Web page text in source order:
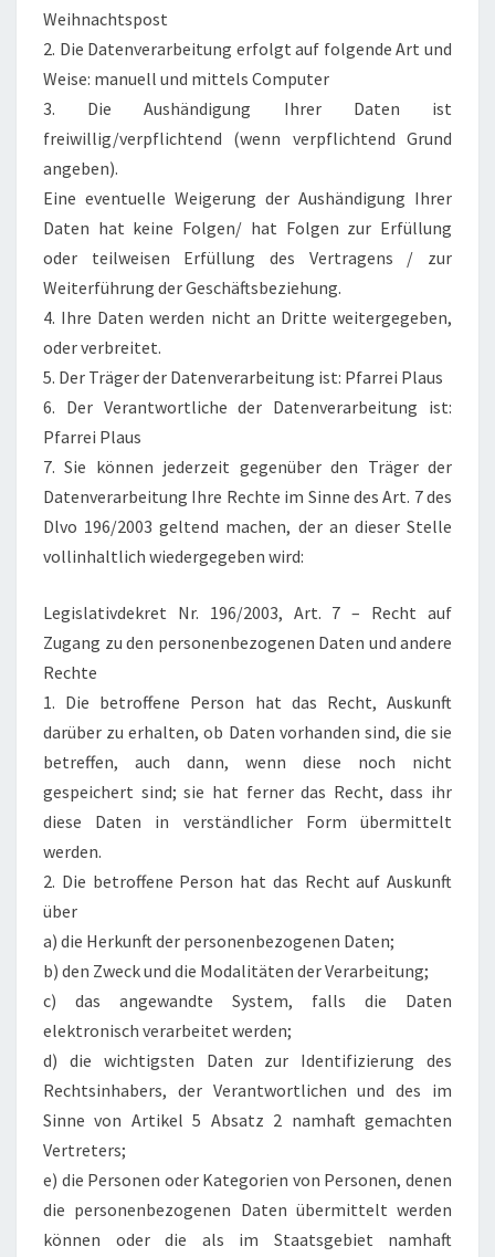
Weihnachtspost
2. Die Datenverarbeitung erfolgt auf folgende Art und
Weise: manuell und mittels Computer
3. Die Aushändigung Ihrer Daten ist
freiwillig/verpflichtend (wenn verpflichtend Grund
angeben).
Eine eventuelle Weigerung der Aushändigung Ihrer
Daten hat keine Folgen/ hat Folgen zur Erfüllung
oder teilweisen Erfüllung des Vertragens / zur
Weiterführung der Geschäftsbeziehung.
4. Ihre Daten werden nicht an Dritte weitergegeben,
oder verbreitet.
5. Der Träger der Datenverarbeitung ist: Pfarrei Plaus
6. Der Verantwortliche der Datenverarbeitung ist:
Pfarrei Plaus
7. Sie können jederzeit gegenüber den Träger der
Datenverarbeitung Ihre Rechte im Sinne des Art. 7 des
Dlvo 196/2003 geltend machen, der an dieser Stelle
vollinhaltlich wiedergegeben wird:
Legislativdekret Nr. 196/2003, Art. 7 – Recht auf
Zugang zu den personenbezogenen Daten und andere
Rechte
1. Die betroffene Person hat das Recht, Auskunft
darüber zu erhalten, ob Daten vorhanden sind, die sie
betreffen, auch dann, wenn diese noch nicht
gespeichert sind; sie hat ferner das Recht, dass ihr
diese Daten in verständlicher Form übermittelt
werden.
2. Die betroffene Person hat das Recht auf Auskunft
über
a) die Herkunft der personenbezogenen Daten;
b) den Zweck und die Modalitäten der Verarbeitung;
c) das angewandte System, falls die Daten
elektronisch verarbeitet werden;
d) die wichtigsten Daten zur Identifizierung des
Rechtsinhabers, der Verantwortlichen und des im
Sinne von Artikel 5 Absatz 2 namhaft gemachten
Vertreters;
e) die Personen oder Kategorien von Personen, denen
die personenbezogenen Daten übermittelt werden
können oder die als im Staatsgebiet namhaft